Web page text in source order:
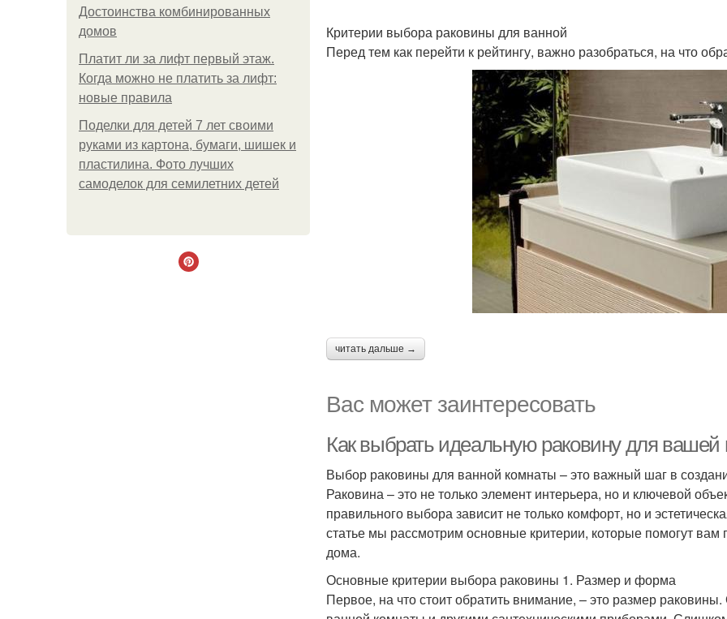
Достоинства комбинированных
домов
Платит ли за лифт первый этаж.
Когда можно не платить за лифт:
новые правила
Поделки для детей 7 лет своими
руками из картона, бумаги, шишек и
пластилина. Фото лучших
самоделок для семилетних детей
Критерии выбора раковины для ванной
Перед тем как перейти к рейтингу, важно разобраться, на что
читать дальше →
Вас может заинтересовать
Как выбрать идеальную раковину для вашей
Выбор раковины для ванной комнаты – это важный шаг в
Раковина – это не только элемент интерьера, но и ключевой
правильного выбора зависит не только комфорт, но и
статье мы рассмотрим основные критерии, которые помогут
дома.
Основные критерии выбора раковины 1. Размер и форма
Первое, на что стоит обратить внимание, – это размер